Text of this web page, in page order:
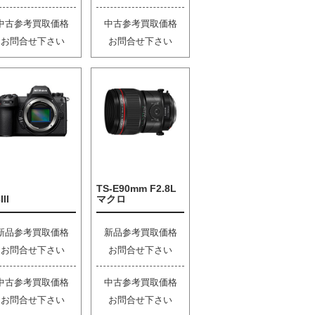
古参考買取価格
お問合せ下さい
中古参考買取価格
お問合せ下さい
品参考買取価格
お問合せ下さい
古参考買取価格
お問合せ下さい
TS-E90mm F2.8L
マクロ
新品参考買取価格
お問合せ下さい
中古参考買取価格
お問合せ下さい